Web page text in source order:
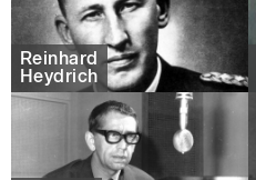
Reinhard
Heydrich